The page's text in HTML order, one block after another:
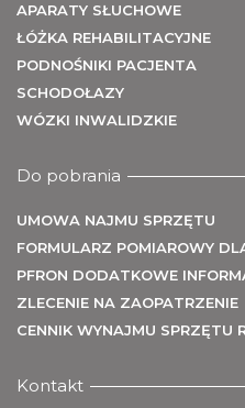
APARATY SŁUCHOWE
ŁÓŻKA REHABILITACYJNE
PODNOŚNIKI PACJENTA
SCHODOŁAZY
WÓZKI INWALIDZKIE
Do pobrania
UMOWA NAJMU SPRZĘTU
FORMULARZ POMIAROWY
PFRON DODATKOWE
ZLECENIE NA ZAOPATRZENIE
CENNIK WYNAJMU SPRZĘTU
Kontakt